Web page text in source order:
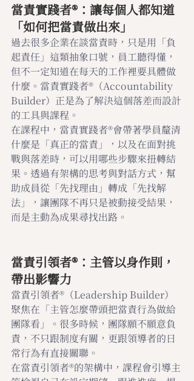
當責實踐者®：讓每個人都知道
「如何把當責做出來」
過去很多企業在談當責時，只是用「負
起責任」這類抽象口號，員工聽得懂，
但不一定知道在每天的工作裡要具體做
什麼。當責實踐者®（Accountability
Builder）正是為了解決這個落差而設計
的工具與課程。
在課程中，當責實踐者®會帶著學員釐清
什麼是「真正的當責」，以及在面對挑
戰與落差時，可以用哪些步驟來扭轉結
果。透過有架構的思考與對話方式，幫
助成員從「先找理由」轉成「先找解
法」，讓團隊不再只是被動接受結果，
而是主動為成果尋找出路。
當責引領者®：主管以身作則，
帶出影響力
當責引領者®（Leadership Builder）
聚焦在「主管怎麼帶頭把當責行為做給
團隊看」。很多時候，團隊願不願意負
責，不只跟制度有關，更跟領導者的日
常行為有直接關聯。
在當責引領者®的架構中，課程會引導主